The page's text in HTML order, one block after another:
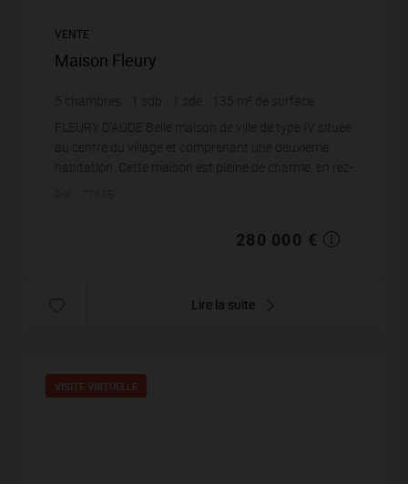
VENTE
Maison Fleury
5 chambres sdb sde 135 m² de surface
2 074,07 €
prix / m²
FLEURY D'AUDE Belle maison de ville de type IV située
au centre du village et comprenant une deuxième
habitation. Cette maison est pleine de charme, en rez-
280 000 €
Lire la suite
VISITE VIRTUELLE